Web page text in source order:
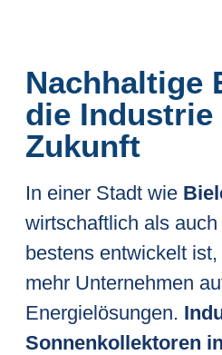
Nachhaltige
die Industrie
Zukunft
In einer Stadt wie
wirtschaftlich als
bestens entwickelt
mehr Unternehmen
Energielösungen.
Sonnenkollektoren